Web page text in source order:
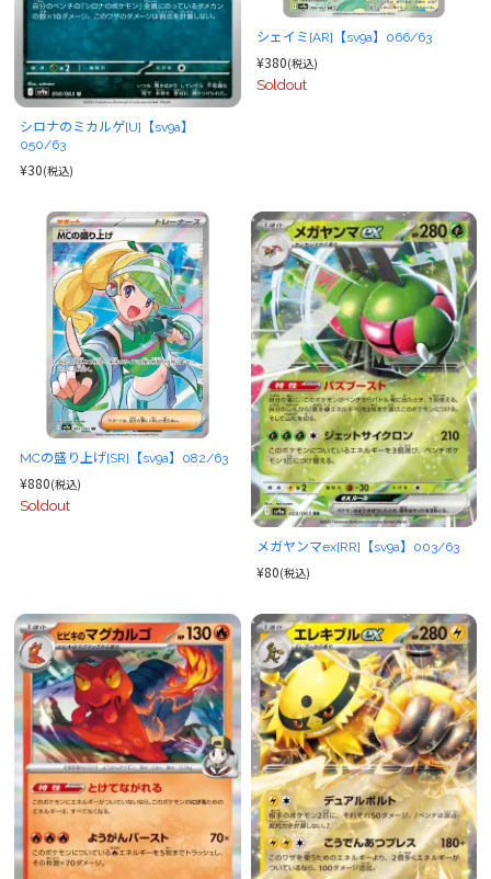
シロナのミカルゲ[U]【sv9a】
050/63
¥30(税込)
シェイミ[AR]【sv9a】066/63
¥380(税込)
Soldout
MCの盛り上げ[SR]【sv9a】082/63
¥880(税込)
Soldout
メガヤンマex[RR]【sv9a】003/63
¥80(税込)